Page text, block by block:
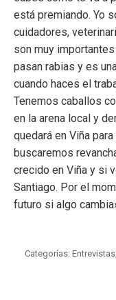
está premiando. Yo
cuidadores,
son muy
pasan rabias y es
cuando haces el
Tenemos caballos
en la arena local y
quedará en Viña
buscaremos
crecido en Viña y si
Santiago. Por el
futuro si algo
Categorías: Entrevistas,